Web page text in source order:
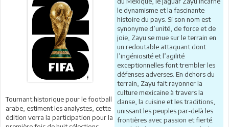
le dynamisme et la fascinante
histoire du pays. Si son nom est
synonyme d’unité, de force et de
joie, Zayu se mue sur le terrain en
un redoutable attaquant dont
l’ingéniosité et l’agilité
exceptionnelles font trembler les
défenses adverses. En dehors du
terrain, Zayu fait rayonner la
culture mexicaine à travers la
danse, la cuisine et les traditions,
unissant les peuples par-delà les
frontières avec passion et fierté.
Tournant historique pour le football
arabe, estiment les analystes, cette
édition verra la participation pour la